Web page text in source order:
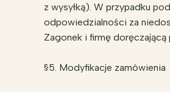
z wysyłką). W przypadku
odpowiedzialności za
Zagonek i firmę
§5. Modyfikacje zamówienia